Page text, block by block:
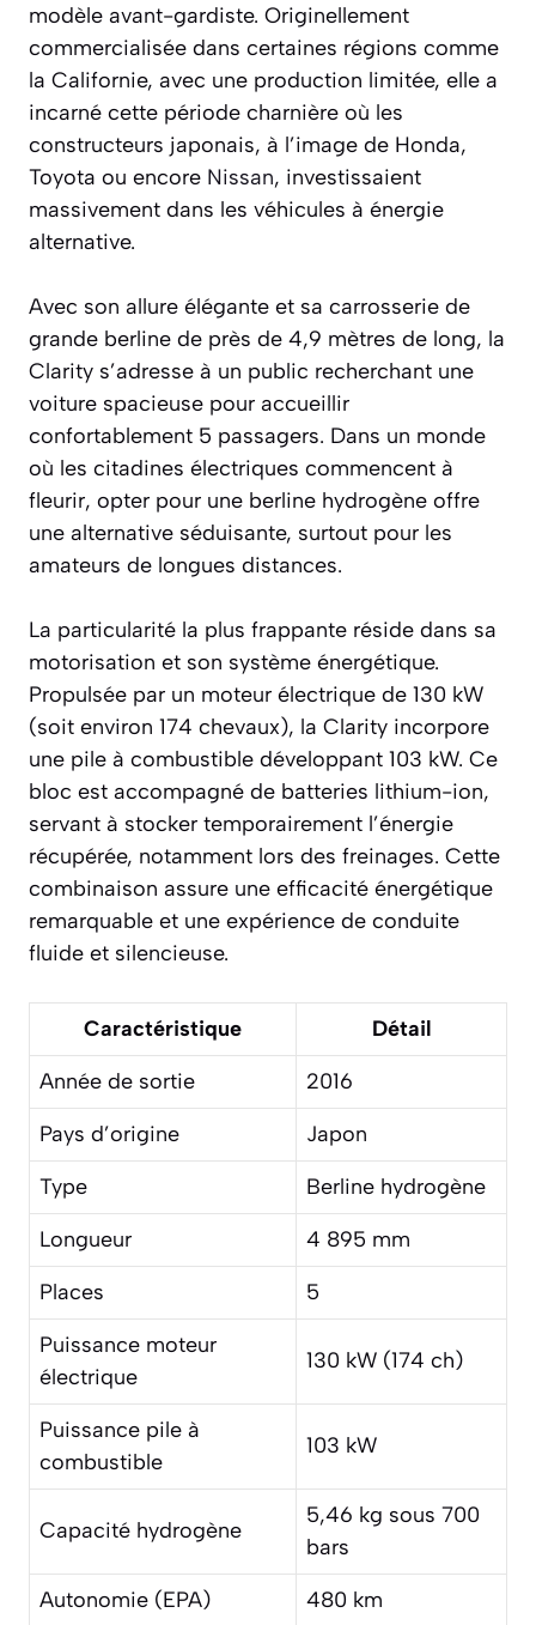
modèle avant-gardiste. Originellement
commercialisée dans certaines régions comme
la Californie, avec une production limitée, elle a
incarné cette période charnière où les
constructeurs japonais, à l’image de Honda,
Toyota ou encore Nissan, investissaient
massivement dans les véhicules à énergie
alternative.
Avec son allure élégante et sa carrosserie de
grande berline de près de 4,9 mètres de long, la
Clarity s’adresse à un public recherchant une
voiture spacieuse pour accueillir
confortablement 5 passagers. Dans un monde
où les citadines électriques commencent à
fleurir, opter pour une berline hydrogène offre
une alternative séduisante, surtout pour les
amateurs de longues distances.
La particularité la plus frappante réside dans sa
motorisation et son système énergétique.
Propulsée par un moteur électrique de 130 kW
(soit environ 174 chevaux), la Clarity incorpore
une pile à combustible développant 103 kW. Ce
bloc est accompagné de batteries lithium-ion,
servant à stocker temporairement l’énergie
récupérée, notamment lors des freinages. Cette
combinaison assure une efficacité énergétique
remarquable et une expérience de conduite
fluide et silencieuse.
Caractéristique
Détail
Année de sortie
2016
Pays d’origine
Japon
Type
Berline hydrogène
Longueur
4 895 mm
Places
5
Puissance moteur
électrique
130 kW (174 ch)
Puissance pile à
combustible
103 kW
Capacité hydrogène
5,46 kg sous 700
bars
Autonomie (EPA)
480 km